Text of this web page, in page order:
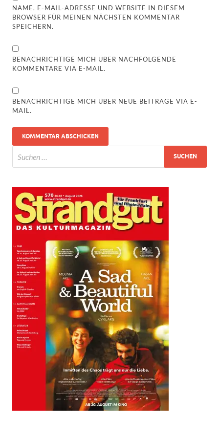
NAME, E-MAIL-ADRESSE UND WEBSITE IN DIESEM
BROWSER FÜR MEINEN NÄCHSTEN KOMMENTAR
SPEICHERN.
BENACHRICHTIGE MICH ÜBER NACHFOLGENDE
KOMMENTARE VIA E-MAIL.
BENACHRICHTIGE MICH ÜBER NEUE BEITRÄGE VIA E-
MAIL.